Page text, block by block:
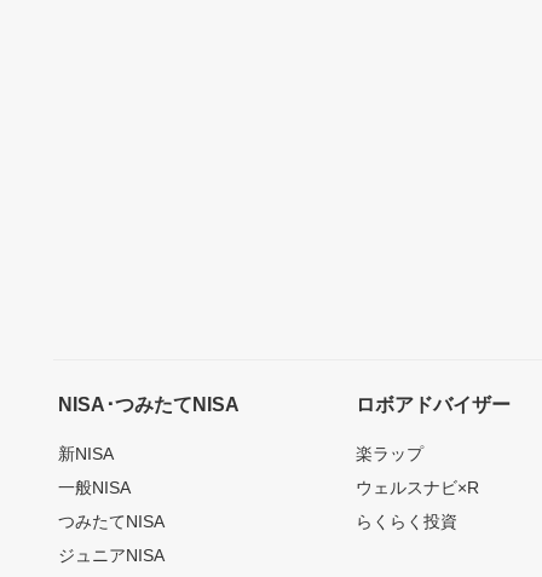
NISA･つみたてNISA
新NISA
一般NISA
つみたてNISA
ジュニアNISA
ロボアドバイザー
楽ラップ
ウェルスナビ×R
らくらく投資